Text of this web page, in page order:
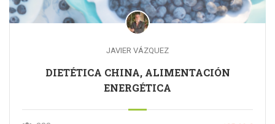
JAVIER VÁZQUEZ
DIETÉTICA CHINA, ALIMENTACIÓN
ENERGÉTICA